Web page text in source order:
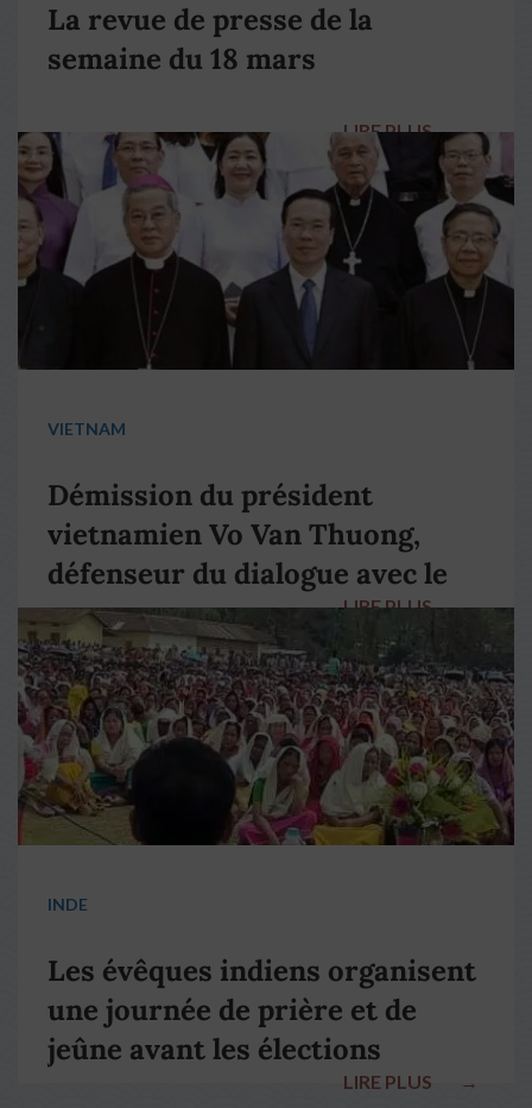
La revue de presse de la
semaine du 18 mars
LIRE PLUS →
VIETNAM
Démission du président
vietnamien Vo Van Thuong,
défenseur du dialogue avec le
pape François
LIRE PLUS →
INDE
Les évêques indiens organisent
une journée de prière et de
jeûne avant les élections
LIRE PLUS →